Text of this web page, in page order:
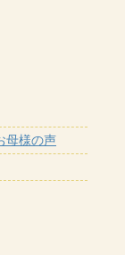
母様の声